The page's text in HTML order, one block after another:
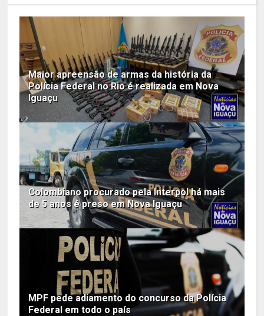
Maior apreensão de armas da história da
Polícia Federal no Rio é realizada em Nova
Iguaçu
Colombiano procurado pela Interpol há mais
de 5 anos é preso em Nova Iguaçu
MPF pede adiamento do concurso da Polícia
Federal em todo o país